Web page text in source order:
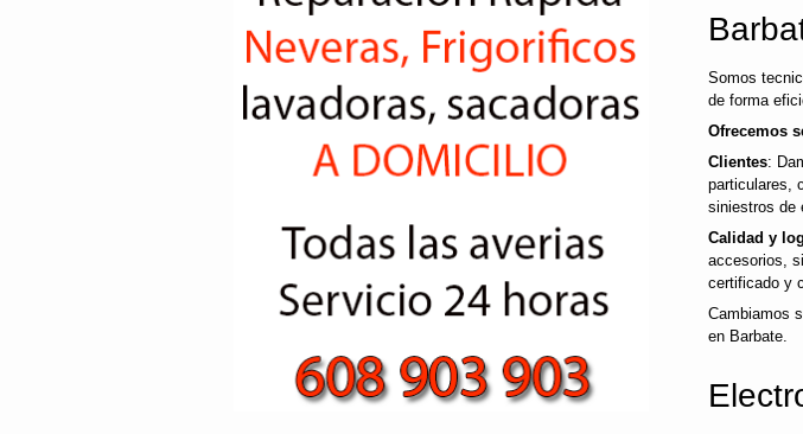
Somos
de forma
Ofrecemos
Clientes:
particulares,
siniestros de
Calidad y
accesorios,
certificado y
Cambiamos
en Barbate.